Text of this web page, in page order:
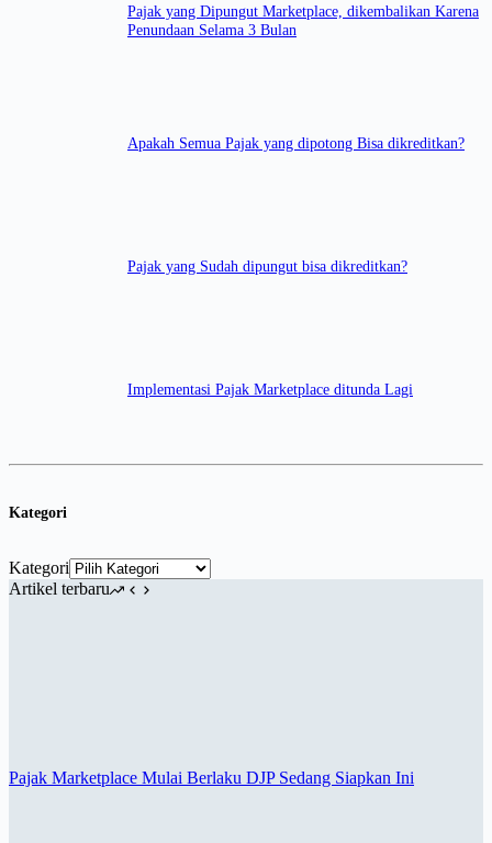
Pajak yang Dipungut Marketplace, dikembalikan Karena
Penundaan Selama 3 Bulan
Apakah Semua Pajak yang dipotong Bisa dikreditkan?
Pajak yang Sudah dipungut bisa dikreditkan?
Implementasi Pajak Marketplace ditunda Lagi
Kategori
Kategori
Artikel terbaru
Pajak Marketplace Mulai Berlaku DJP Sedang Siapkan Ini